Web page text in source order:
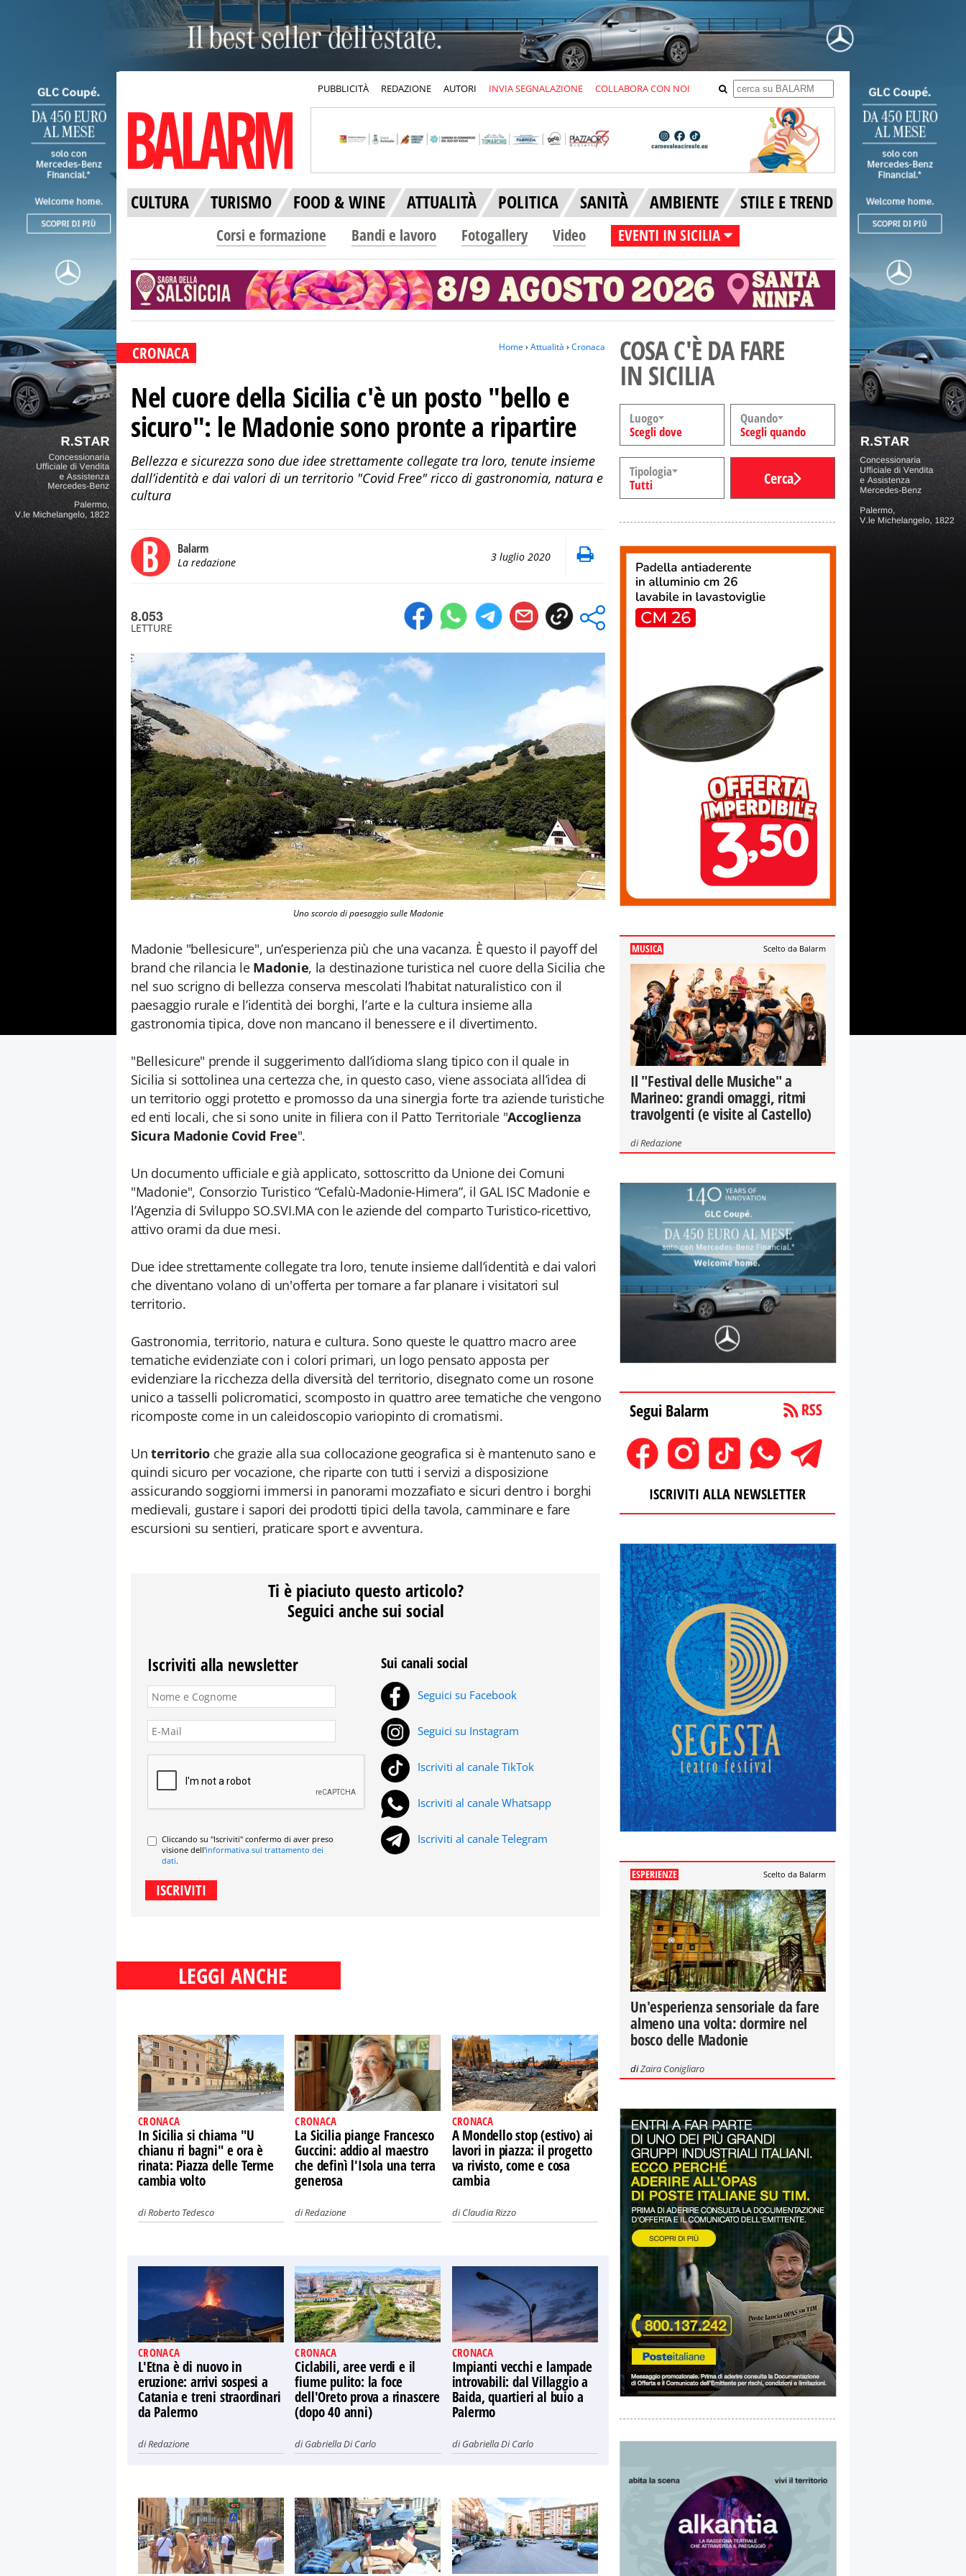
PUBBLICITÀ REDAZIONE AUTORI INVIA SEGNALAZIONE COLLABORA CON NOI
CULTURA TURISMO FOOD & WINE ATTUALITÀ POLITICA SANITÀ AMBIENTE STILE E TREND
Corsi e formazione Bandi e lavoro Fotogallery Video EVENTI IN SICILIA
CRONACA Home› Attualità › Cronaca
Nel cuore della Sicilia c'è un posto "bello e
sicuro": le Madonie sono pronte a ripartire
Bellezza e sicurezza sono due idee strettamente collegate tra loro, tenute insieme
dall’identità e dai valori di un territorio "Covid Free" ricco di gastronomia, natura e
cultura
Balarm
La redazione 3 luglio 2020
8.053
LETTURE
Uno scorcio di paesaggio sulle Madonie
Madonie "bellesicure", un’esperienza più che una vacanza. È questo il payoff del
brand che rilancia le Madonie, la destinazione turistica nel cuore della Sicilia che
nel suo scrigno di bellezza conserva mescolati l’habitat naturalistico con il
paesaggio rurale e l’identità dei borghi, l’arte e la cultura insieme alla
gastronomia tipica, dove non mancano il benessere e il divertimento.
"Bellesicure" prende il suggerimento dall’idioma slang tipico con il quale in
Sicilia si sottolinea una certezza che, in questo caso, viene associata all’idea di
un territorio oggi protetto e promosso da una sinergia forte tra aziende turistiche
ed enti locali, che si sono unite in filiera con il Patto Territoriale "Accoglienza
Sicura Madonie Covid Free".
Un documento ufficiale e già applicato, sottoscritto da Unione dei Comuni
"Madonie", Consorzio Turistico “Cefalù-Madonie-Himera”, il GAL ISC Madonie e
l’Agenzia di Sviluppo SO.SVI.MA con le aziende del comparto Turistico-ricettivo,
attivo orami da due mesi.
Due idee strettamente collegate tra loro, tenute insieme dall’identità e dai valori
che diventano volano di un'offerta per tornare a far planare i visitatori sul
territorio.
Gastronomia, territorio, natura e cultura. Sono queste le quattro macro aree
tematiche evidenziate con i colori primari, un logo pensato apposta per
evidenziare la ricchezza della diversità del territorio, disegnato come un rosone
unico a tasselli policromatici, scomposto in quattro aree tematiche che vengono
ricomposte come in un caleidoscopio variopinto di cromatismi.
Unterritorio che grazie alla sua collocazione geografica si è mantenuto sano e
quindi sicuro per vocazione, che riparte con tutti i servizi a disposizione
assicurando soggiorni immersi in panorami mozzafiato e sicuri dentro i borghi
medievali, gustare i sapori dei prodotti tipici della tavola, camminare e fare
escursioni su sentieri, praticare sport e avventura.
Ti è piaciuto questo articolo?
Seguici anche sui social
Iscriviti alla newsletter
Cliccando su "Iscriviti" confermo di aver preso
visione dell'informativa sul trattamento dei
dati.
Sui canali social
Seguici su Facebook
Seguici su Instagram
Iscriviti al canale TikTok
Iscriviti al canale Whatsapp
Iscriviti al canale Telegram
LEGGI ANCHE
CRONACA
In Sicilia si chiama "U
chianu ri bagni" e ora è
rinata: Piazza delle Terme
cambia volto
diRoberto Tedesco
CRONACA
La Sicilia piange Francesco
Guccini: addio al maestro
che definì l'Isola una terra
generosa
diRedazione
CRONACA
A Mondello stop (estivo) ai
lavori in piazza: il progetto
va rivisto, come e cosa
cambia
diClaudia Rizzo
CRONACA
L'Etna è di nuovo in
eruzione: arrivi sospesi a
Catania e treni straordinari
da Palermo
diRedazione
CRONACA
Ciclabili, aree verdi e il
fiume pulito: la foce
dell'Oreto prova a rinascere
(dopo 40 anni)
diGabriella Di Carlo
CRONACA
Impianti vecchi e lampade
introvabili: dal Villaggio a
Baida, quartieri al buio a
Palermo
diGabriella Di Carlo
COSA C'È DA FARE
IN SICILIA
Luogo
Scegli dove
Quando
Scegli quando
Tipologia
Tutti
Cerca
MUSICA Scelto da Balarm
Il "Festival delle Musiche" a
Marineo: grandi omaggi, ritmi
travolgenti (e visite al Castello)
diRedazione
Segui Balarm
ISCRIVITI ALLA NEWSLETTER
ESPERIENZE Scelto da Balarm
Un'esperienza sensoriale da fare
almeno una volta: dormire nel
bosco delle Madonie
diZaira Conigliaro